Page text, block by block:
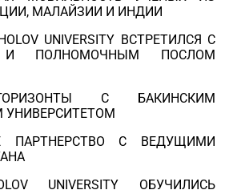
МАЛАЙЗИИ И ИНДИИ
UNIVERSITY ВСТРЕТИЛСЯ С
И ПОЛНОМОЧНЫМ ПОСЛОМ
С БАКИНСКИМ
УНИВЕРСИТЕТОМ
ПАРТНЕРСТВО С ВЕДУЩИМИ
UNIVERSITY ОБУЧИЛИСЬ